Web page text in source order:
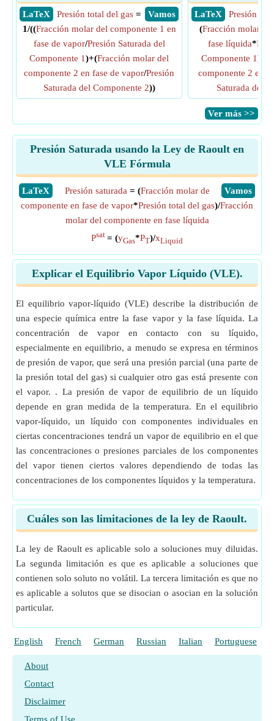
​ LaTeX
​ Vamos
Presión total del gas =
1/((Fracción molar del componente 1 en
fase de vapor/Presión Saturada del
Componente 1)+(Fracción molar del
componente 2 en fase de vapor/Presión
Saturada del Componente 2))
​ LaTeX
Presión
(Fracción molar
fase líquida*
Componente 1)+(
componente 2 en
Saturada del
​Ver más >>
Presión Saturada usando la Ley de Raoult en
VLE Fórmula
​LaTeX ​Vamos
Presión saturada = (Fracción molar de
componente en fase de vapor*Presión total del gas)/Fracción
molar del componente en fase líquida
Psat = (yGas*PT)/xLiquid
Explicar el Equilibrio Vapor Líquido (VLE).
El equilibrio vapor-líquido (VLE) describe la distribución de
una especie química entre la fase vapor y la fase líquida. La
concentración de vapor en contacto con su líquido,
especialmente en equilibrio, a menudo se expresa en términos
de presión de vapor, que será una presión parcial (una parte de
la presión total del gas) si cualquier otro gas está presente con
el vapor. . La presión de vapor de equilibrio de un líquido
depende en gran medida de la temperatura. En el equilibrio
vapor-líquido, un líquido con componentes individuales en
ciertas concentraciones tendrá un vapor de equilibrio en el que
las concentraciones o presiones parciales de los componentes
del vapor tienen ciertos valores dependiendo de todas las
concentraciones de los componentes líquidos y la temperatura.
Cuáles son las limitaciones de la ley de Raoult.
La ley de Raoult es aplicable solo a soluciones muy diluidas.
La segunda limitación es que es aplicable a soluciones que
contienen solo soluto no volátil. La tercera limitación es que no
es aplicable a solutos que se disocian o asocian en la solución
particular.
English French German Russian Italian Portuguese
About
Contact
Disclaimer